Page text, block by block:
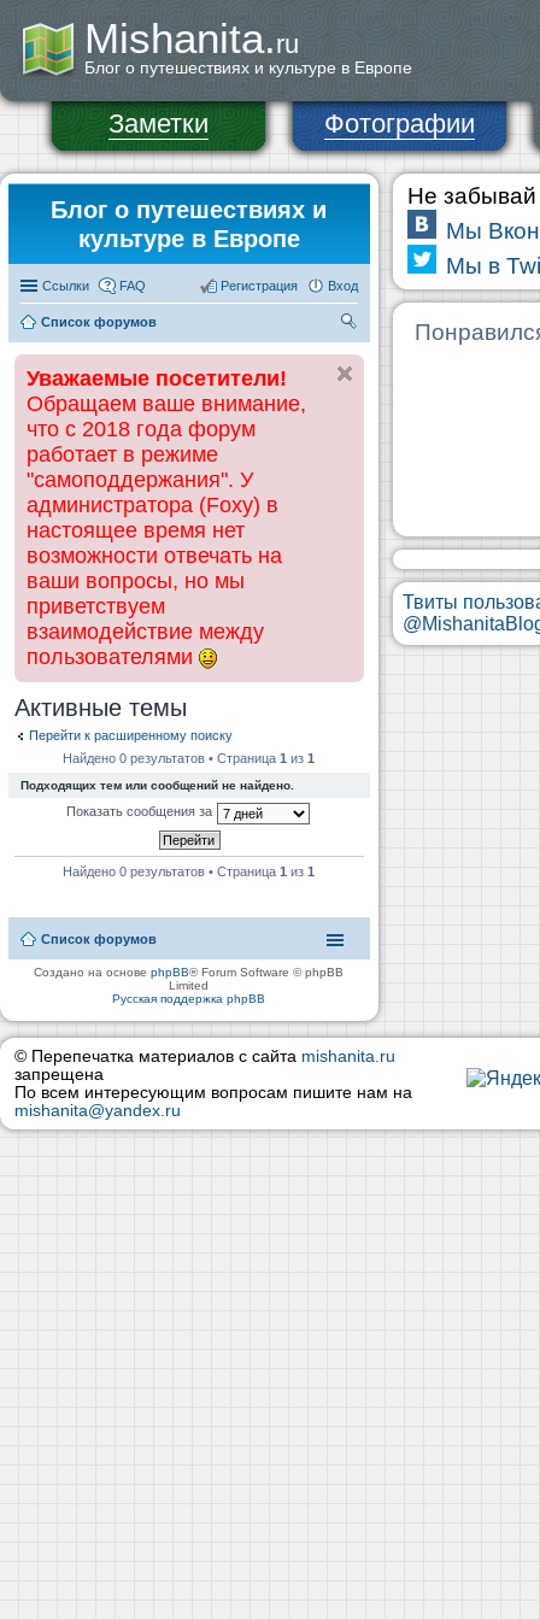
Mishanita.ru
Блог о путешествиях и культуре в Европе
Заметки Фотографии
Блог о путешествиях и
культуре в Европе
Ссылки FAQ Вход
Регистрация
Список форумов
ск
Уважаемые посетители!
Обращаем ваше внимание,
что с 2018 года форум
работает в режиме
"самоподдержания". У
администратора (Foxy) в
настоящее время нет
возможности отвечать на
ваши вопросы, но мы
приветствуем
взаимодействие между
пользователями
Активные темы
Перейти к расширенному поиску
Найдено 0 результатов • Страница1 из1
Подходящих тем или сообщений не найдено.
Показать сообщения за
Найдено 0 результатов • Страница1 из1
Список форумов
Создано на основеphpBB® Forum Software © phpBB
Limited
Русская поддержка phpBB
Не забывай
Мы
Мы в
Твиты
© Перепечатка материалов с сайта mishanita.ru
запрещена
По всем интересующим вопросам пишите нам на
mishanita@yandex.ru